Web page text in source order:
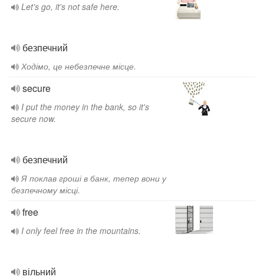
Let's go, it's not safe here.
безпечний
Ходімо, це небезпечне місце.
secure
I put the money in the bank, so it's
secure now.
безпечний
Я поклав гроші в банк, тепер вони у
безпечному місці.
free
I only feel free in the mountains.
вільний